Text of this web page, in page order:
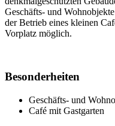
Geschäfts- und
der Betrieb eines kleinen
Vorplatz möglich.
Besonderheiten
Geschäfts- und
Café mit Gastgarten